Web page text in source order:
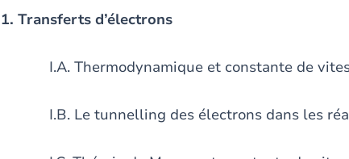
1. Transferts d’électrons
I.A. Thermodynamique et constante de
I.B. Le tunnelling des électrons dans les